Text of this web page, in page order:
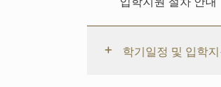
학기일정 및 입학